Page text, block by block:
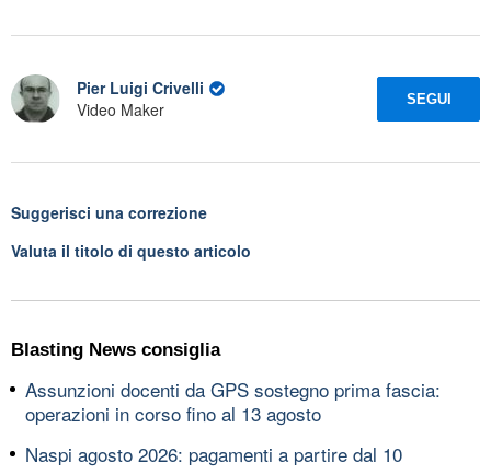
Pier Luigi Crivelli
Video Maker
SEGUI
Suggerisci una correzione
Valuta il titolo di questo articolo
Blasting News consiglia
Assunzioni docenti da GPS sostegno prima fascia:
operazioni in corso fino al 13 agosto
Naspi agosto 2026: pagamenti a partire dal 10